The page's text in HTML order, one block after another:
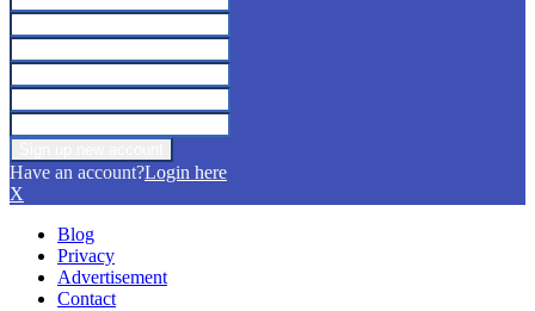
Have an account?Login here
X
Blog
Privacy
Advertisement
Contact